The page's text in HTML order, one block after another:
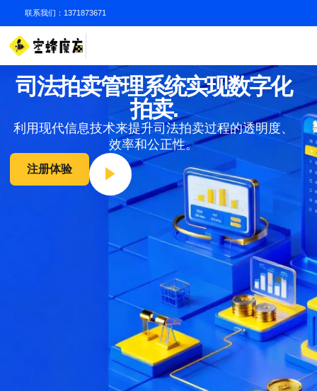
联系我们：1371873671
司法拍卖管理系统实现数字化
拍卖.
利用现代信息技术来提升司法拍卖过程的透明度、
效率和公正性。
注册体验